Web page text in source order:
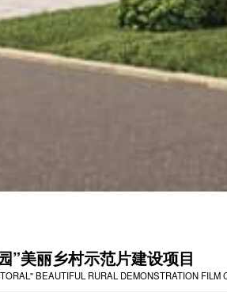
”美丽乡村示范片建设项目
BEAUTIFUL RURAL DEMONSTRATION FILM